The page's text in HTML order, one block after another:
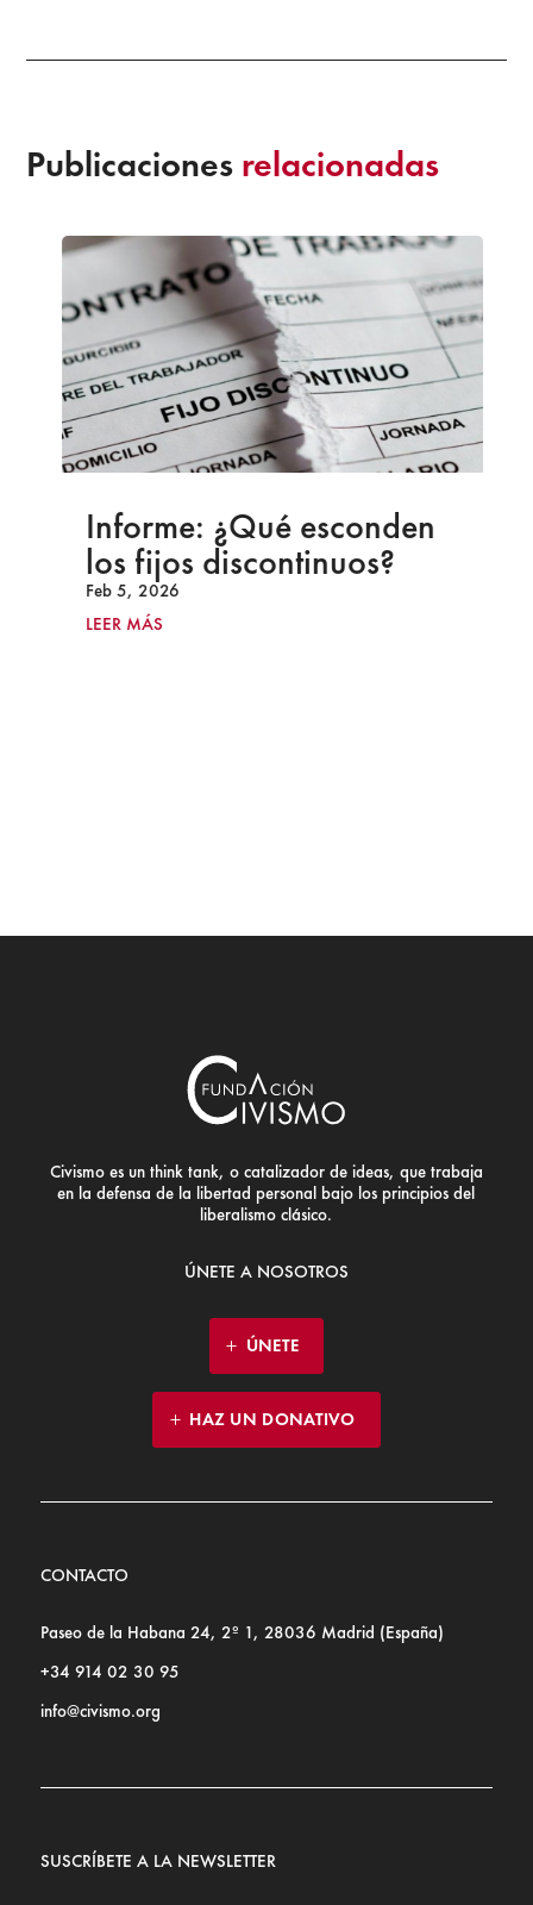
Publicaciones relacionadas
Informe: ¿Qué esconden
los fijos discontinuos?
Feb 5, 2026
LEER MÁS
Civismo es un think tank, o catalizador de ideas, que trabaja
en la defensa de la libertad personal bajo los principios del
liberalismo clásico.
ÚNETE A NOSOTROS
ÚNETE
HAZ UN DONATIVO
CONTACTO
Paseo de la Habana 24, 2º 1, 28036 Madrid (España)
+34 914 02 30 95
info@civismo.org
SUSCRÍBETE A LA NEWSLETTER